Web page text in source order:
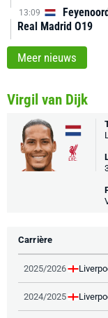
13:09
Real Madrid O19
Meer nieuws
Virgil van Dijk
Carrière
2025/2026
2024/2025